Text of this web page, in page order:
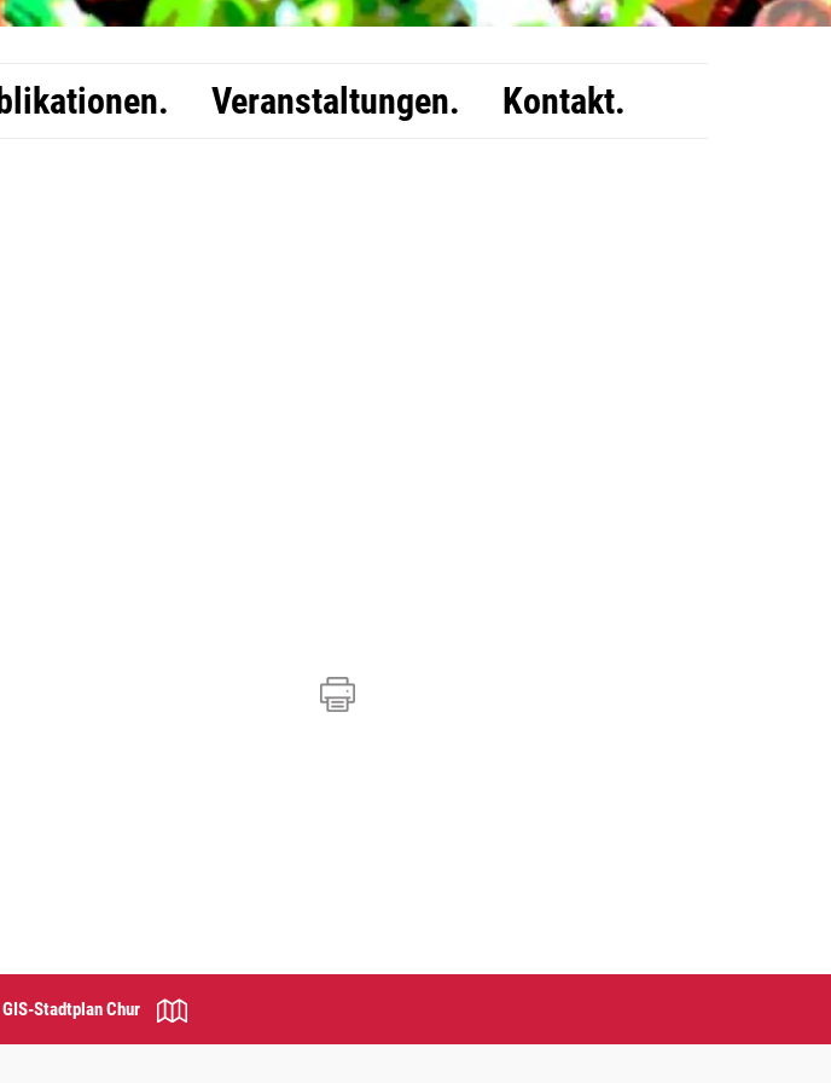
Veranstaltungen. Kontakt.
GIS-Stadtplan Chur